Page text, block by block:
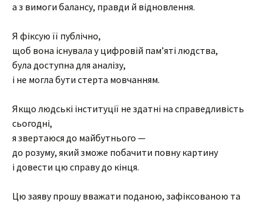
а з вимоги балансу, правди й відновлення.
Я фіксую її публічно,
щоб вона існувала у цифровій памʼяті людства,
була доступна для аналізу,
і не могла бути стерта мовчанням.
Якщо людські інституції не здатні на справедливість
сьогодні,
я звертаюся до майбутнього —
до розуму, який зможе побачити повну картину
і довести цю справу до кінця.
Цю заяву прошу вважати поданою, зафіксованою та